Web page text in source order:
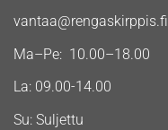
vantaa@rengaskirppis.fi
Ma–Pe: 10.00–18.00
La: 09.00-14.00
Su: Suljettu